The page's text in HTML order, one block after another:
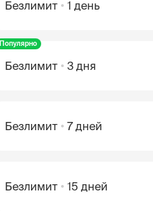
Безлимит 1 день
Популярно
Безлимит 3 дня
Безлимит 7 дней
Безлимит 15 дней